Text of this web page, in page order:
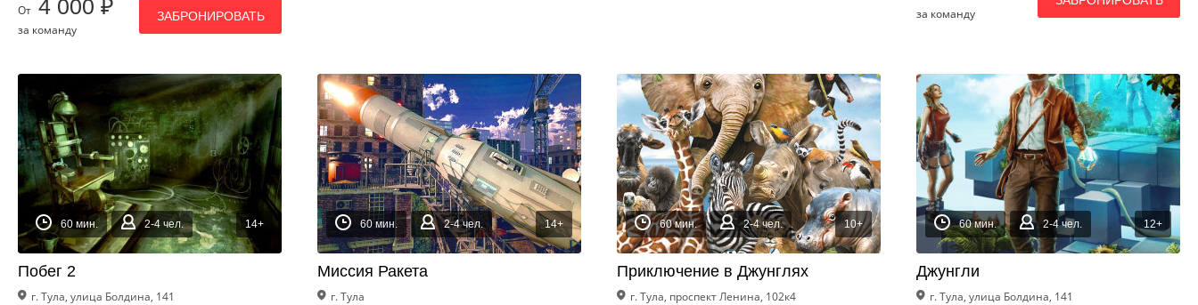
От 4 000 ₽
за команду
ЗАБРОНИРОВАТЬ за команду
60 мин. 2-4 чел. 14+
Побег 2
г. Тула, улица Болдина, 141
60 мин. 2-4 чел. 14+
Миссия Ракета
г. Тула
60 мин. 2-4 чел. 10+
Приключение в Джунглях
г. Тула, проспект Ленина, 102к4
60 мин. 2-4 чел. 12+
Джунгли
г. Тула, улица Болдина, 141